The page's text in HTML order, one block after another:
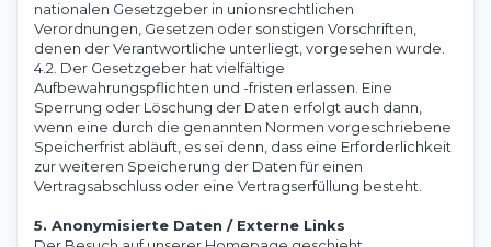
nationalen Gesetzgeber in unionsrechtlichen
Verordnungen, Gesetzen oder sonstigen Vorschriften,
denen der Verantwortliche unterliegt, vorgesehen wurde.
4.2. Der Gesetzgeber hat vielfältige
Aufbewahrungspflichten und -fristen erlassen. Eine
Sperrung oder Löschung der Daten erfolgt auch dann,
wenn eine durch die genannten Normen vorgeschriebene
Speicherfrist abläuft, es sei denn, dass eine Erforderlichkeit
zur weiteren Speicherung der Daten für einen
Vertragsabschluss oder eine Vertragserfüllung besteht.
5. Anonymisierte Daten / Externe Links